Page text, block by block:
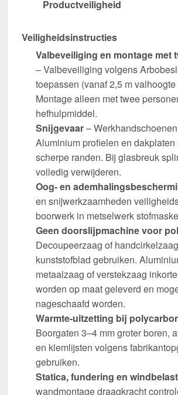
Productveiligheid
Veiligheidsinstructies
Valbeveiliging en montage met
– Valbeveiliging volgens
toepassen (vanaf 2,5 m
Montage alleen met twee
hefhulpmiddel.
Snijgevaar–
Aluminium profielen en dakplaten
scherpe randen. Bij glasbreuk
volledig verwijderen.
Oog- en
en snijwerkzaamheden
boorwerk in metselwerk
Geen doorslijpmachine voor
Decoupeerzaag of
kunststofblad gebruiken.
metaalzaag of verstekzaag
worden op maat geleverd en
nageschaafd worden.
Warmte-uitzetting bij
Boorgaten 3–4 mm groter boren,
en klemlijsten volgens
gebruiken.
Statica, fundering en
wandmontage draagkracht